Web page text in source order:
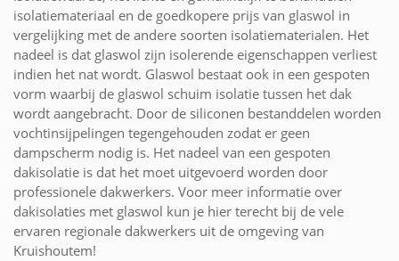
isolatiemateriaal en de goedkopere prijs van glaswol in
vergelijking met de andere soorten isolatiematerialen. Het
nadeel is dat glaswol zijn isolerende eigenschappen verliest
indien het nat wordt. Glaswol bestaat ook in een gespoten
vorm waarbij de glaswol schuim isolatie tussen het dak
wordt aangebracht. Door de siliconen bestanddelen worden
vochtinsijpelingen tegengehouden zodat er geen
dampscherm nodig is. Het nadeel van een gespoten
dakisolatie is dat het moet uitgevoerd worden door
professionele dakwerkers. Voor meer informatie over
dakisolaties met glaswol kun je hier terecht bij de vele
ervaren regionale dakwerkers uit de omgeving van
Kruishoutem!